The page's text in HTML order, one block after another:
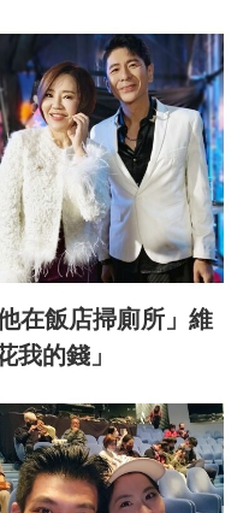
在飯店掃廁所」維
的錢」